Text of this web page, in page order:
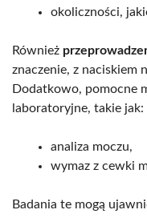
okoliczności,
Również
znaczenie, z naciskiem
Dodatkowo, pomocne
laboratoryjne, takie jak:
analiza moczu,
wymaz z cewki
Badania te mogą